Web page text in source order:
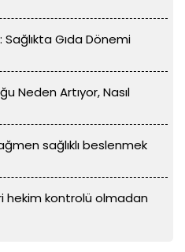
Gıda Dönemi
Neden Artıyor, Nasıl
sağlıklı beslenmek
hekim kontrolü olmadan